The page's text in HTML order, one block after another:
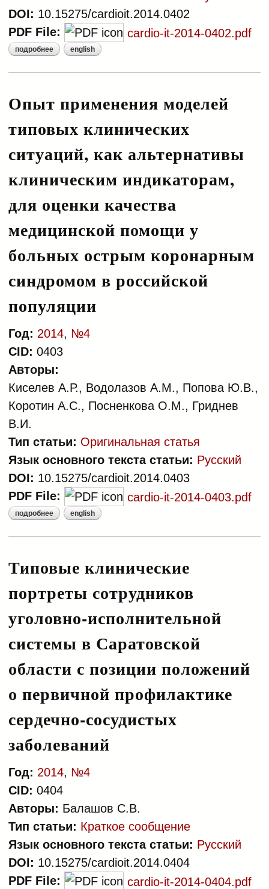
DOI: 10.15275/cardioit.2014.0402
PDF File:
cardio-it-2014-0402.pdf
подробнеео публичный отчет о качестве
болезнью сердца и хронической
сердечной недостаточностью в
2013 году: данные регистра
ишемической болезни сердца и
хронической сердечной
недостаточности по г. саратову
english
Опыт применения моделей
типовых клинических
ситуаций, как альтернативы
клиническим индикаторам,
для оценки качества
медицинской помощи у
больных острым коронарным
синдромом в российской
популяции
Год: 2014, №4
CID: 0403
Авторы:
Киселев А.Р., Водолазов А.М., Попова Ю.В.,
Коротин А.С., Посненкова О.М., Гриднев
В.И.
Тип статьи: Оригинальная статья
Язык основного текста статьи: Русский
DOI: 10.15275/cardioit.2014.0403
PDF File:
cardio-it-2014-0403.pdf
подробнеео опыт применения моделей
качества медицинской помощи у
больных острым коронарным
синдромом в российской
популяции
english
Типовые клинические
портреты сотрудников
уголовно-исполнительной
системы в Саратовской
области с позиции положений
о первичной профилактике
сердечно-сосудистых
заболеваний
Год: 2014, №4
CID: 0404
Авторы: Балашов С.В.
Тип статьи: Краткое сообщение
Язык основного текста статьи: Русский
DOI: 10.15275/cardioit.2014.0404
PDF File:
cardio-it-2014-0404.pdf